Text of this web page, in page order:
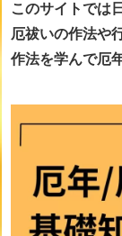
このサイトでは
厄祓いの作法や
作法を学んで厄